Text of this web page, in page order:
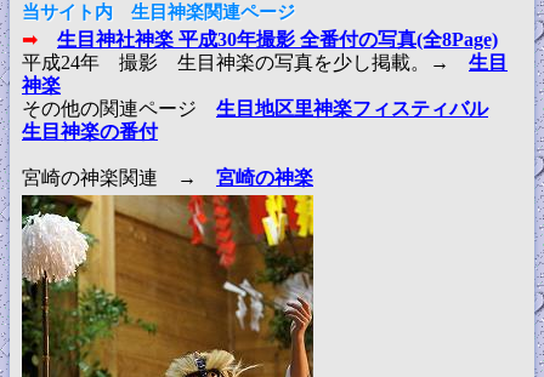
当サイト内 生目神楽関連ページ
➡
生目神社神楽 平成30年撮影 全番付の写真(全8Page)
平成24年 撮影 生目神楽の写真を少し掲載。→ 生目
神楽
その他の関連ページ 生目地区里神楽フィスティバル
生目神楽の番付
宮崎の神楽関連 → 宮崎の神楽